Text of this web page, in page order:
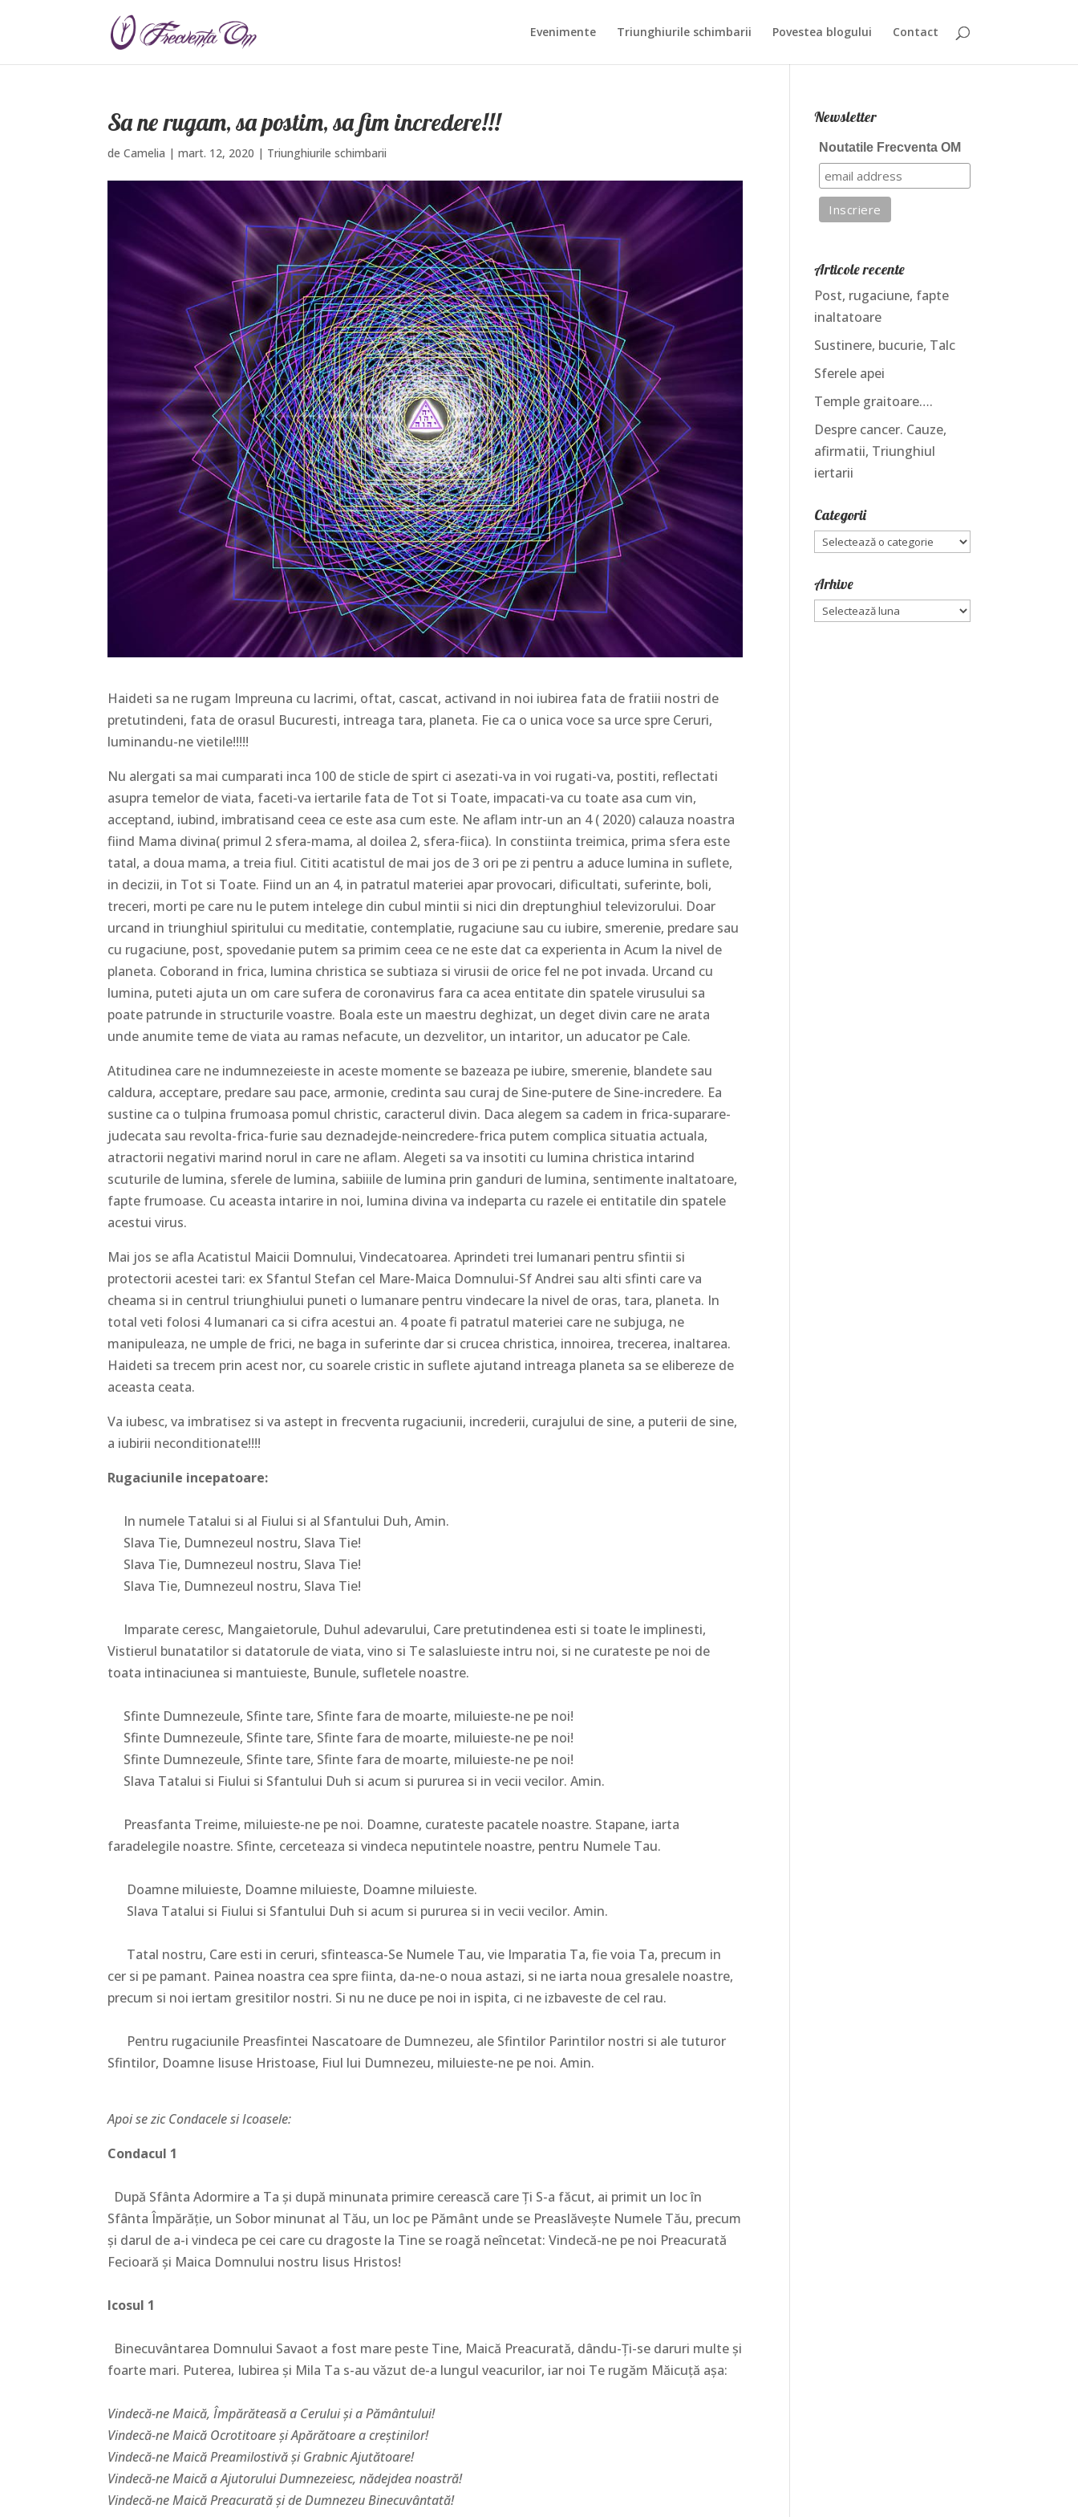
Evenimente Triunghiurile schimbarii Povestea blogului Contact
Sa ne rugam, sa postim, sa fim incredere!!!
deCamelia |mart. 12, 2020 | Triunghiurile schimbarii
Haideti sa ne rugam Impreuna cu lacrimi, oftat, cascat, activand in noi iubirea fata de fratiii nostri de
pretutindeni, fata de orasul Bucuresti, intreaga tara, planeta. Fie ca o unica voce sa urce spre Ceruri,
luminandu-ne vietile!!!!!
Nu alergati sa mai cumparati inca 100 de sticle de spirt ci asezati-va in voi rugati-va, postiti, reflectati
asupra temelor de viata, faceti-va iertarile fata de Tot si Toate, impacati-va cu toate asa cum vin,
acceptand, iubind, imbratisand ceea ce este asa cum este. Ne aflam intr-un an 4 ( 2020) calauza noastra
fiind Mama divina( primul 2 sfera-mama, al doilea 2, sfera-fiica). In constiinta treimica, prima sfera este
tatal, a doua mama, a treia fiul. Cititi acatistul de mai jos de 3 ori pe zi pentru a aduce lumina in suflete,
in decizii, in Tot si Toate. Fiind un an 4, in patratul materiei apar provocari, dificultati, suferinte, boli,
treceri, morti pe care nu le putem intelege din cubul mintii si nici din dreptunghiul televizorului. Doar
urcand in triunghiul spiritului cu meditatie, contemplatie, rugaciune sau cu iubire, smerenie, predare sau
cu rugaciune, post, spovedanie putem sa primim ceea ce ne este dat ca experienta in Acum la nivel de
planeta. Coborand in frica, lumina christica se subtiaza si virusii de orice fel ne pot invada. Urcand cu
lumina, puteti ajuta un om care sufera de coronavirus fara ca acea entitate din spatele virusului sa
poate patrunde in structurile voastre. Boala este un maestru deghizat, un deget divin care ne arata
unde anumite teme de viata au ramas nefacute, un dezvelitor, un intaritor, un aducator pe Cale.
Atitudinea care ne indumnezeieste in aceste momente se bazeaza pe iubire, smerenie, blandete sau
caldura, acceptare, predare sau pace, armonie, credinta sau curaj de Sine-putere de Sine-incredere. Ea
sustine ca o tulpina frumoasa pomul christic, caracterul divin. Daca alegem sa cadem in frica-suparare-
judecata sau revolta-frica-furie sau deznadejde-neincredere-frica putem complica situatia actuala,
atractorii negativi marind norul in care ne aflam. Alegeti sa va insotiti cu lumina christica intarind
scuturile de lumina, sferele de lumina, sabiiile de lumina prin ganduri de lumina, sentimente inaltatoare,
fapte frumoase. Cu aceasta intarire in noi, lumina divina va indeparta cu razele ei entitatile din spatele
acestui virus.
Mai jos se afla Acatistul Maicii Domnului, Vindecatoarea. Aprindeti trei lumanari pentru sfintii si
protectorii acestei tari: ex Sfantul Stefan cel Mare-Maica Domnului-Sf Andrei sau alti sfinti care va
cheama si in centrul triunghiului puneti o lumanare pentru vindecare la nivel de oras, tara, planeta. In
total veti folosi 4 lumanari ca si cifra acestui an. 4 poate fi patratul materiei care ne subjuga, ne
manipuleaza, ne umple de frici, ne baga in suferinte dar si crucea christica, innoirea, trecerea, inaltarea.
Haideti sa trecem prin acest nor, cu soarele cristic in suflete ajutand intreaga planeta sa se elibereze de
aceasta ceata.
Va iubesc, va imbratisez si va astept in frecventa rugaciunii, increderii, curajului de sine, a puterii de sine,
a iubirii neconditionate!!!!
Rugaciunile incepatoare:
In numele Tatalui si al Fiului si al Sfantului Duh, Amin.
Slava Tie, Dumnezeul nostru, Slava Tie!
Slava Tie, Dumnezeul nostru, Slava Tie!
Slava Tie, Dumnezeul nostru, Slava Tie!
Imparate ceresc, Mangaietorule, Duhul adevarului, Care pretutindenea esti si toate le implinesti,
Vistierul bunatatilor si datatorule de viata, vino si Te salasluieste intru noi, si ne curateste pe noi de
toata intinaciunea si mantuieste, Bunule, sufletele noastre.
Sfinte Dumnezeule, Sfinte tare, Sfinte fara de moarte, miluieste-ne pe noi!
Sfinte Dumnezeule, Sfinte tare, Sfinte fara de moarte, miluieste-ne pe noi!
Sfinte Dumnezeule, Sfinte tare, Sfinte fara de moarte, miluieste-ne pe noi!
Slava Tatalui si Fiului si Sfantului Duh si acum si pururea si in vecii vecilor. Amin.
Preasfanta Treime, miluieste-ne pe noi. Doamne, curateste pacatele noastre. Stapane, iarta
faradelegile noastre. Sfinte, cerceteaza si vindeca neputintele noastre, pentru Numele Tau.
Doamne miluieste, Doamne miluieste, Doamne miluieste.
Slava Tatalui si Fiului si Sfantului Duh si acum si pururea si in vecii vecilor. Amin.
Tatal nostru, Care esti in ceruri, sfinteasca-Se Numele Tau, vie Imparatia Ta, fie voia Ta, precum in
cer si pe pamant. Painea noastra cea spre fiinta, da-ne-o noua astazi, si ne iarta noua gresalele noastre,
precum si noi iertam gresitilor nostri. Si nu ne duce pe noi in ispita, ci ne izbaveste de cel rau.
Pentru rugaciunile Preasfintei Nascatoare de Dumnezeu, ale Sfintilor Parintilor nostri si ale tuturor
Sfintilor, Doamne Iisuse Hristoase, Fiul lui Dumnezeu, miluieste-ne pe noi. Amin.
Apoi se zic Condacele si Icoasele:
Condacul 1
După Sfânta Adormire a Ta şi după minunata primire cerească care Ţi S-a făcut, ai primit un loc în
Sfânta Împărăţie, un Sobor minunat al Tău, un loc pe Pământ unde se Preaslăveşte Numele Tău, precum
şi darul de a-i vindeca pe cei care cu dragoste la Tine se roagă neîncetat: Vindecă-ne pe noi Preacurată
Fecioară şi Maica Domnului nostru Iisus Hristos!
Icosul 1
Binecuvântarea Domnului Savaot a fost mare peste Tine, Maică Preacurată, dându-Ţi-se daruri multe şi
foarte mari. Puterea, Iubirea şi Mila Ta s-au văzut de-a lungul veacurilor, iar noi Te rugăm Măicuţă aşa:
Vindecă-ne Maică, Împărăteasă a Cerului şi a Pământului!
Vindecă-ne Maică Ocrotitoare şi Apărătoare a creştinilor!
Vindecă-ne Maică Preamilostivă şi Grabnic Ajutătoare!
Vindecă-ne Maică a Ajutorului Dumnezeiesc, nădejdea noastră!
Vindecă-ne Maică Preacurată şi de Dumnezeu Binecuvântată!
Newsletter
Noutatile Frecventa OM
Articole recente
Post, rugaciune, fapte
inaltatoare
Sustinere, bucurie, Talc
Sferele apei
Temple graitoare….
Despre cancer. Cauze,
afirmatii, Triunghiul
iertarii
Categorii
Categorii
Arhive
Arhive